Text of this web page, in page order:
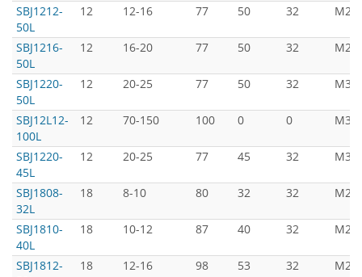
SBJ1212-
50L
12 12-16 77 50 32
SBJ1216-
50L
12 16-20 77 50 32
SBJ1220-
50L
12 20-25 77 50 32
SBJ12L12-
100L
12 70-150 100 0 0
SBJ1220-
45L
12 20-25 77 45 32
SBJ1808-
32L
18 8-10 80 32 32
SBJ1810-
40L
18 10-12 87 40 32
SBJ1812-
18 12-16 98 53 32